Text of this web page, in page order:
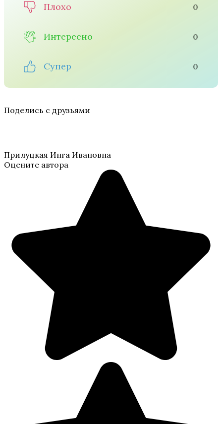
Плохо 0
Интересно 0
Супер 0
Поделись с друзьями
Прилуцкая Инга Ивановна
Оцените автора